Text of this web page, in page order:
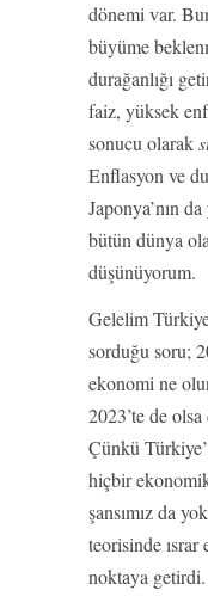
dönemi var.
büyüme
durağanlığı
faiz, yüksek
sonucu olarak
Enflasyon ve
Japonya’nın
bütün dünya
düşünüyorum.
Gelelim
sorduğu soru;
ekonomi ne
2023’te de
Çünkü
hiçbir
şansımız da
teorisinde
noktaya getirdi.